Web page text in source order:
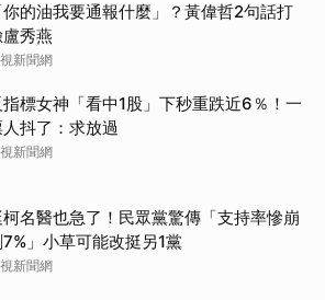
你的油我要通報什麼」？黃偉哲2句話打
盧秀燕
新聞網
指標女神「看中1股」下秒重跌近6％！一
人抖了：求放過
新聞網
名醫也急了！民眾黨驚傳「支持率慘崩
」小草可能改挺另1黨
新聞網